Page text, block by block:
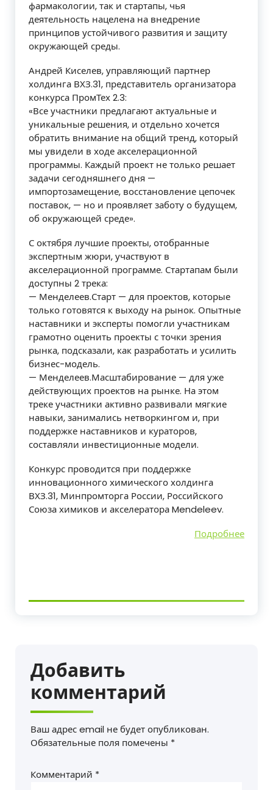
фармакологии, так и стартапы, чья
деятельность нацелена на внедрение
принципов устойчивого развития и защиту
окружающей среды.
Андрей Киселев, управляющий партнер
холдинга ВХЗ.31, представитель организатора
конкурса ПромТех 2.3:
«Все участники предлагают актуальные и
уникальные решения, и отдельно хочется
обратить внимание на общий тренд, который
мы увидели в ходе акселерационной
программы. Каждый проект не только решает
задачи сегодняшнего дня —
импортозамещение, восстановление цепочек
поставок, — но и проявляет заботу о будущем,
об окружающей среде».
С октября лучшие проекты, отобранные
экспертным жюри, участвуют в
акселерационной программе. Стартапам были
доступны 2 трека:
— Менделеев.Старт — для проектов, которые
только готовятся к выходу на рынок. Опытные
наставники и эксперты помогли участникам
грамотно оценить проекты с точки зрения
рынка, подсказали, как разработать и усилить
бизнес-модель.
— Менделеев.Масштабирование — для уже
действующих проектов на рынке. На этом
треке участники активно развивали мягкие
навыки, занимались нетворкингом и, при
поддержке наставников и кураторов,
составляли инвестиционные модели.
Конкурс проводится при поддержке
инновационного химического холдинга
ВХЗ.31, Минпромторга России, Российского
Союза химиков и акселератора Mendeleev.
Подробнее
Добавить
комментарий
Ваш адрес email не будет опубликован.
Обязательные поля помечены *
Комментарий *